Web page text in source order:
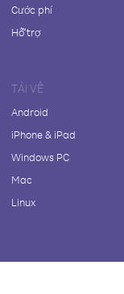
Cước phí
Hỗ trợ
TẢI VỀ
Android
iPhone & iPad
Windows PC
Mac
Linux